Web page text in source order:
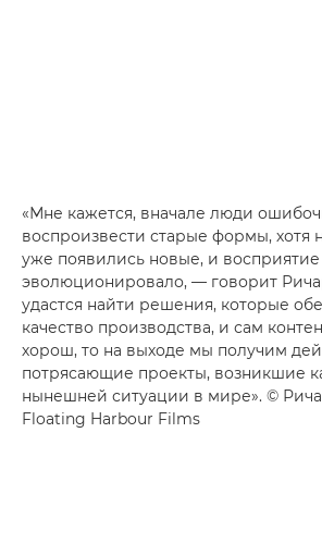
«Мне кажется, вначале люди
воспроизвести старые формы, хотя
уже появились новые, и
эволюционировало, — говорит
удастся найти решения, которые
качество производства, и сам
хорош, то на выходе мы получим
потрясающие проекты, возникшие
нынешней ситуации в мире». ©
Floating Harbour Films